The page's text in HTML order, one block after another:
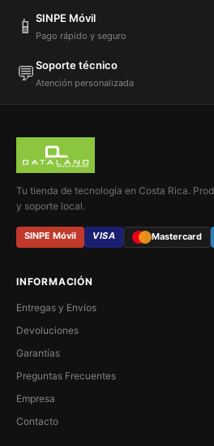
📱 SINPE Móvil
Pago rápido y seguro
💬Soporte técnico
Atención personalizada
Tu tienda de tecnología en Costa Rica.
y soporte local.
SINPE Móvil VISA Mastercard
INFORMACIÓN
Entregas y Envíos
Devoluciones
Garantías
Preguntas Frecuentes
Empresa
Contacto